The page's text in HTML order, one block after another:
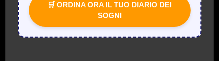
🛒 ORDINA ORA IL TUO DIARIO DEI
SOGNI